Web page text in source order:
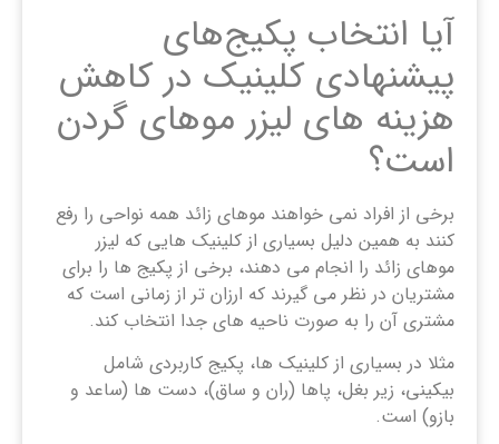
آیا انتخاب پکیج‌های
پیشنهادی کلینیک در کاهش
هزینه ‌های لیزر موهای گردن
است؟
برخی از افراد نمی خواهند موهای زائد همه نواحی را رفع
کنند به همین دلیل بسیاری از کلینیک هایی که لیزر
موهای زائد را انجام می دهند، برخی از پکیج ها را برای
مشتریان در نظر می گیرند که ارزان تر از زمانی است که
مشتری آن را به صورت ناحیه های جدا انتخاب کند.
مثلا در بسیاری از کلینیک ها، پکیج کاربردی شامل
بیکینی، زیر بغل، پاها (ران و ساق)، دست ها (ساعد و
بازو) است.